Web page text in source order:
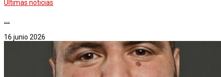
Últimas noticias
...
16 junio 2026